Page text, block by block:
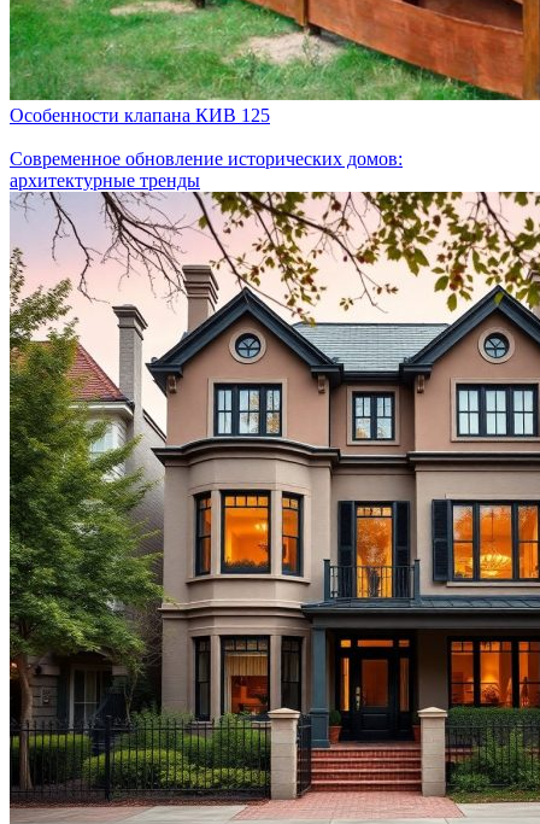
Особенности клапана КИВ 125
Современное обновление исторических домов:
архитектурные тренды